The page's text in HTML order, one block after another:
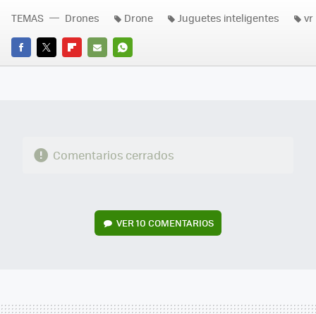
FACEBOOK
TWITTERFLIPBOARD
E-
WHATSAPP
TEMAS Drones Drone Juguetes inteligentes vr
Comentarios cerrados
VER10 COMENTARIOS